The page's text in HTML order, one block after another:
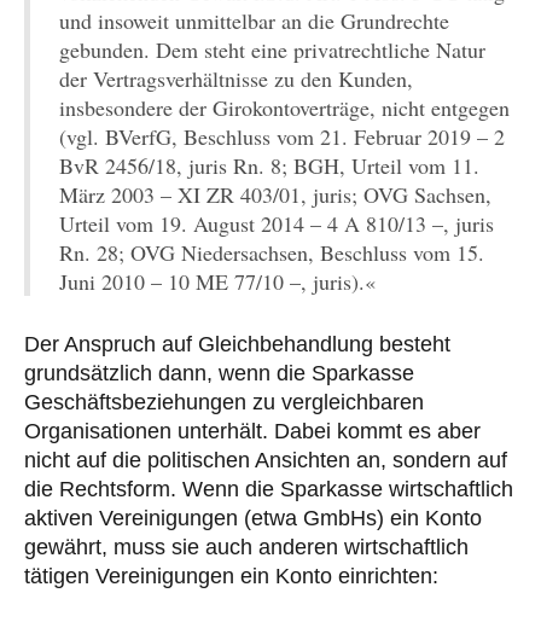
und insoweit unmittelbar an die Grundrechte
gebunden. Dem steht eine privatrechtliche Natur
der Vertragsverhältnisse zu den Kunden,
insbesondere der Girokontoverträge, nicht entgegen
(vgl. BVerfG, Beschluss vom 21. Februar 2019 – 2
BvR 2456/18, juris Rn. 8; BGH, Urteil vom 11.
März 2003 – XI ZR 403/01, juris; OVG Sachsen,
Urteil vom 19. August 2014 – 4 A 810/13 –, juris
Rn. 28; OVG Niedersachsen, Beschluss vom 15.
Juni 2010 – 10 ME 77/10 –, juris).«
Der Anspruch auf Gleichbehandlung besteht
grundsätzlich dann, wenn die Sparkasse
Geschäftsbeziehungen zu vergleichbaren
Organisationen unterhält. Dabei kommt es aber
nicht auf die politischen Ansichten an, sondern auf
die Rechtsform. Wenn die Sparkasse wirtschaftlich
aktiven Vereinigungen (etwa GmbHs) ein Konto
gewährt, muss sie auch anderen wirtschaftlich
tätigen Vereinigungen ein Konto einrichten: